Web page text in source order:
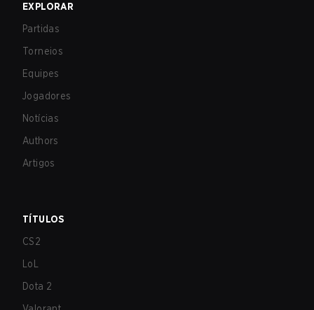
EXPLORAR
Partidas
Torneios
Equipes
Jogadores
Notícias
Authors
Artigos
TÍTULOS
CS2
LoL
Dota 2